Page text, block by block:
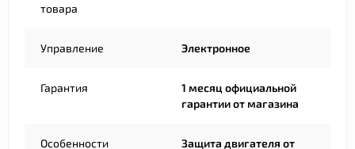
товара
Управление Электронное
Гарантия
1 месяц официальной
гарантии от магазина
Особенности
Защита двигателя от